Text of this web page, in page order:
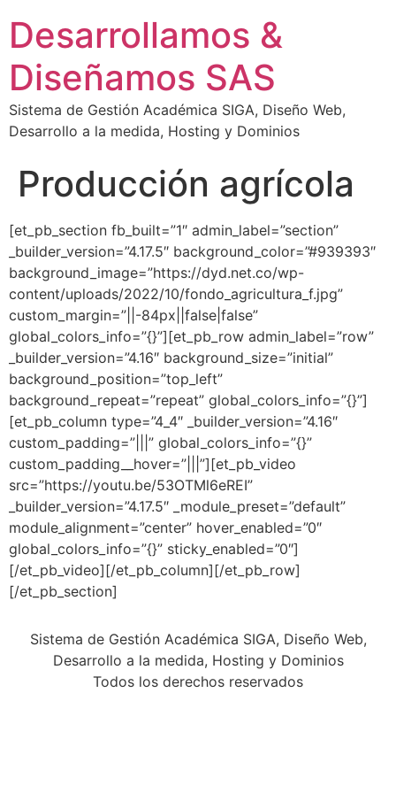
Desarrollamos &
Diseñamos SAS
Sistema de Gestión Académica SIGA, Diseño Web,
Desarrollo a la medida, Hosting y Dominios
Producción agrícola
[et_pb_section fb_built=”1″ admin_label=”section”
_builder_version=”4.17.5″ background_color=”#939393″
background_image=”https://dyd.net.co/wp-
content/uploads/2022/10/fondo_agricultura_f.jpg”
custom_margin=”||-84px||false|false”
global_colors_info=”{}”][et_pb_row admin_label=”row”
_builder_version=”4.16″ background_size=”initial”
background_position=”top_left”
background_repeat=”repeat” global_colors_info=”{}”]
[et_pb_column type=”4_4″ _builder_version=”4.16″
custom_padding=”|||” global_colors_info=”{}”
custom_padding__hover=”|||”][et_pb_video
src=”https://youtu.be/53OTMl6eREI”
_builder_version=”4.17.5″ _module_preset=”default”
module_alignment=”center” hover_enabled=”0″
global_colors_info=”{}” sticky_enabled=”0″]
[/et_pb_video][/et_pb_column][/et_pb_row]
[/et_pb_section]
Sistema de Gestión Académica SIGA, Diseño Web,
Desarrollo a la medida, Hosting y Dominios
Todos los derechos reservados